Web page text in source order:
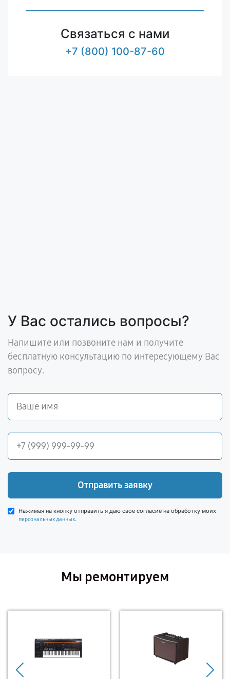
Связаться с нами
+7 (800) 100-87-60
У Вас остались вопросы?
Напишите или позвоните нам и получите
бесплатную консультацию по интересующему Вас
вопросу.
Отправить заявку
Нажимая на кнопку отправить я даю свое согласие на обработку моих
персональных данных.
Мы ремонтируем